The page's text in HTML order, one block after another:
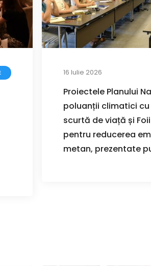
16 Iulie 2026
Proiectele Planului
poluanții climatici
scurtă de viață și
pentru reducerea
metan, prezentate